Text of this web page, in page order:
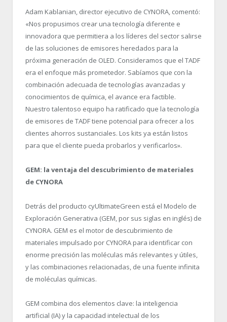
Adam Kablanian, director ejecutivo de CYNORA, comentó:
«Nos propusimos crear una tecnología diferente e
innovadora que permitiera a los líderes del sector salirse
de las soluciones de emisores heredados para la
próxima generación de OLED. Consideramos que el TADF
era el enfoque más prometedor. Sabíamos que con la
combinación adecuada de tecnologías avanzadas y
conocimientos de química, el avance era factible.
Nuestro talentoso equipo ha ratificado que la tecnología
de emisores de TADF tiene potencial para ofrecer a los
clientes ahorros sustanciales. Los kits ya están listos
para que el cliente pueda probarlos y verificarlos».
GEM: la ventaja del descubrimiento de materiales
de CYNORA
Detrás del producto cyUltimateGreen está el Modelo de
Exploración Generativa (GEM, por sus siglas en inglés) de
CYNORA. GEM es el motor de descubrimiento de
materiales impulsado por CYNORA para identificar con
enorme precisión las moléculas más relevantes y útiles,
y las combinaciones relacionadas, de una fuente infinita
de moléculas químicas.
GEM combina dos elementos clave: la inteligencia
artificial (IA) y la capacidad intelectual de los